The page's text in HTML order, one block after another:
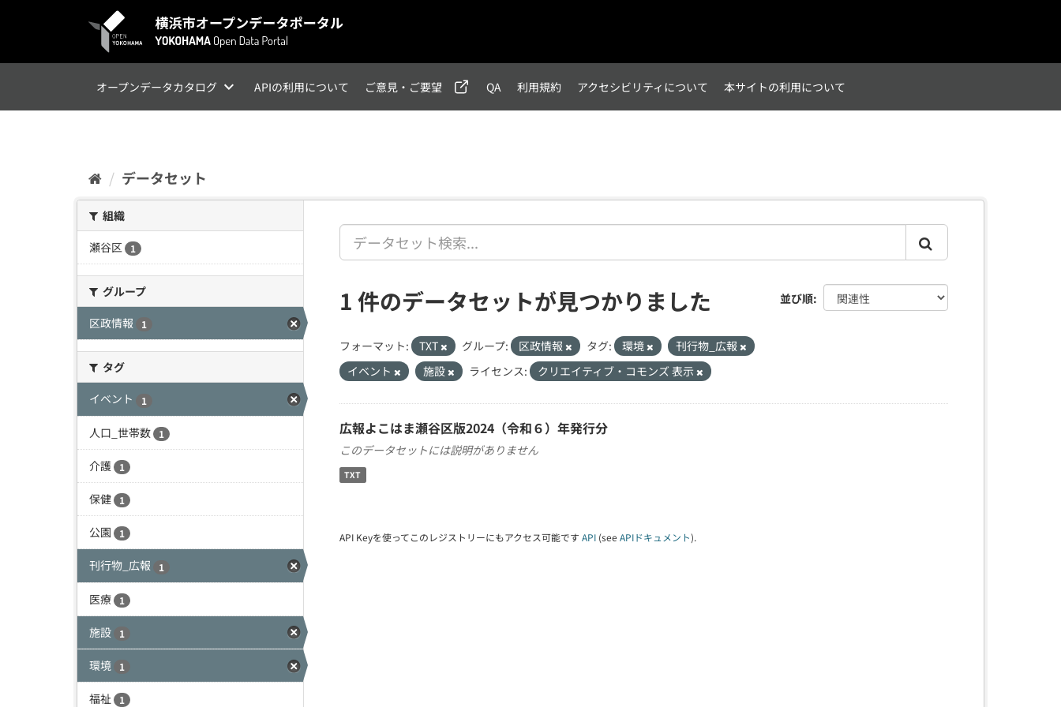
オープンデータカタログ APIの利用について ご意見・ご要望 QA 利用規約 アクセシビリティについて 本サイトの利用について
データセット
組織
瀬谷区
1
グループ
区政情報
1
タグ
イベント
1
人口_世帯数 1
介護 1
保健 1
公園 1
刊行物_広報 1
医療 1
施設 1
環境 1
福祉 1
並び順
1 件のデータセットが見つかりました
フォーマット: TXT グループ: 区政情報 タグ: 環境
刊行物_広報
イベント
施設 ライセンス: クリエイティブ・コモンズ 表示
広報よこはま瀬谷区版2024（令和６）年発行分
このデータセットには説明がありません
TXT
API Keyを使ってこのレジストリーにもアクセス可能です API (see APIドキュメント).